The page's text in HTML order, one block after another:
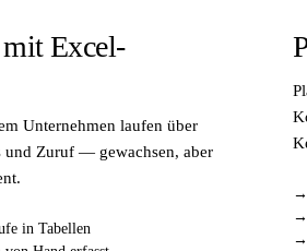
Excel-
Unternehmen laufen über
und Zuruf — gewachsen, aber
in Tabellen